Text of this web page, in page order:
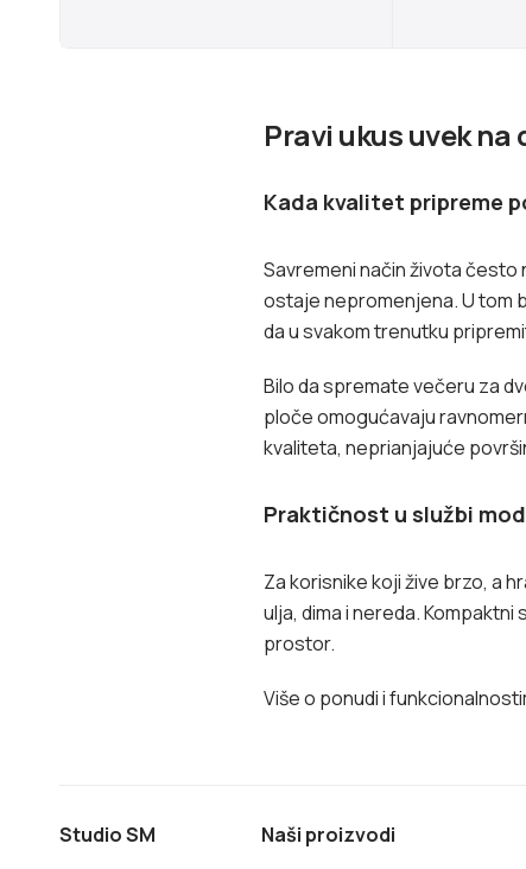
Pravi ukus uvek na
Kada kvalitet pripreme
Savremeni način života često
ostaje nepromenjena. U tom
da u svakom trenutku
Bilo da spremate večeru za
ploče omogućavaju
kvaliteta, neprianjajuće
Praktičnost u službi
Za korisnike koji žive brzo, a
ulja, dima i nereda. Kompaktni
prostor.
Više o ponudi i
Studio SM Naši proizvodi